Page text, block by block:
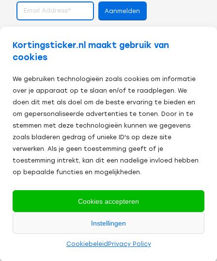
Kortingsticker.nl maakt gebruik van
cookies
We gebruiken technologieën zoals cookies om informatie
over je apparaat op te slaan en/of te raadplegen. We
doen dit met als doel om de beste ervaring te bieden en
om gepersonaliseerde advertenties te tonen. Door in te
stemmen met deze technologieën kunnen we gegevens
zoals bladeren gedrag of unieke ID's op deze site
verwerken. Als je geen toestemming geeft of je
toestemming intrekt, kan dit een nadelige invloed hebben
op bepaalde functies en mogelijkheden.
Cookies accepteren
Instellingen
Cookiebeleid Privacy Policy